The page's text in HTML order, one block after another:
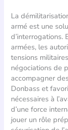
La
armé est une
d’interrogations.
armées, les
tensions
négociations de
accompagner
Donbass et
nécessaires à
d’une force
jouer un rôle